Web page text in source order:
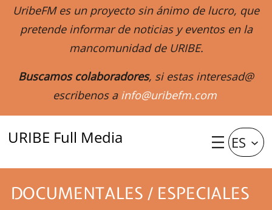
UribeFM es un proyecto sin ánimo de lucro, que
pretende informar de noticias y eventos en la
mancomunidad de URIBE.
Buscamos colaboradores, si estas interesad@
escribenos a info@uribefm.com
URIBE Full Media ES
DOCUMENTALES / ESPECIALES